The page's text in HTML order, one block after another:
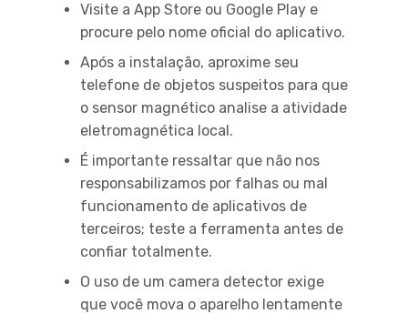
Visite a App Store ou Google Play e
procure pelo nome oficial do aplicativo.
Após a instalação, aproxime seu
telefone de objetos suspeitos para que
o sensor magnético analise a atividade
eletromagnética local.
É importante ressaltar que não nos
responsabilizamos por falhas ou mal
funcionamento de aplicativos de
terceiros; teste a ferramenta antes de
confiar totalmente.
O uso de um camera detector exige
que você mova o aparelho lentamente